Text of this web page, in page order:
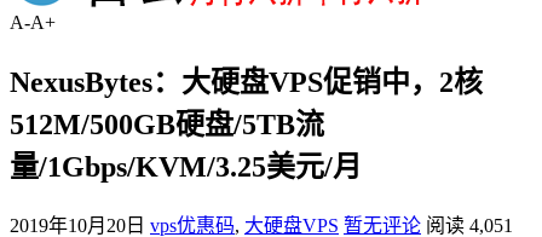
A-A+
NexusBytes：大硬盘VPS促销中，2核
512M/500GB硬盘/5TB流
量/1Gbps/KVM/3.25美元/月
2019年10月20日 vps优惠码, 大硬盘VPS 暂无评论 阅读 4,051